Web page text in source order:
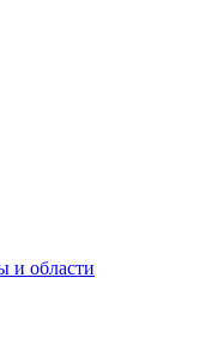
и области